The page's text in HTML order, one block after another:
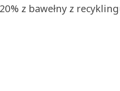
z bawełny z